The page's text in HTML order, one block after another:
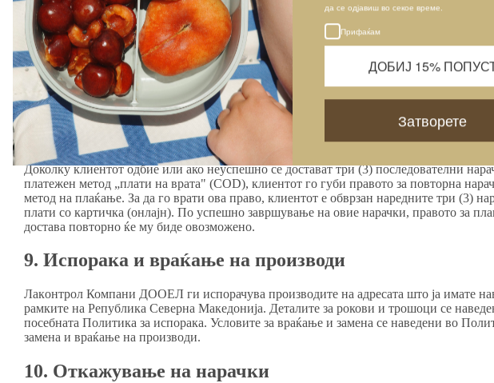
Сите плаќања се извршуваат во македонски денари (MKD). Ги прифаќаме следните
плаќање: кредитни и дебитни картички (Visa, Mastercard) и плаќање при достава на
on Delivery). Картичните плаќања се обработуваат преку процесорот за плаќање на
(Shopify Payments by Stripe) и ние не чуваме никакви информации за вашата картичка
името, последните 4 цифри и провајдерот (Visa или Mastercard). Со потврдување на
нарачка, Вие се согласувате да ги платите сите трошоци поврзани со неа,
производот и поштарина.
8. Ограничувања за плаќање при достава
Доколку клиентот одбие или ако неуспешно се достават три (3) последователни
платежен метод „плати на врата" (COD), клиентот го губи правото за повторна
метод на плаќање. За да го врати ова право, клиентот е обврзан наредните три (3)
плати со картичка (онлајн). По успешно завршување на овие нарачки, правото за
достава повторно ќе му биде овозможено.
9. Испорака и враќање на производи
Лакoнтрол Компани ДООЕЛ ги испорачува производите на адресата што ја имате
рамките на Република Северна Македонија. Деталите за рокови и трошоци се
посебната Политика за испорака. Условите за враќање и замена се наведени во
замена и враќање на производи.
10. Откажување на нарачки
да се одјавиш во секое време.
Прифаќам
ДОБИЈ 15%
Затворете